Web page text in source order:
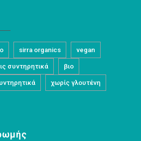
sirra organics vegan
συντηρητικά βιο
χωρίς γλουτένη